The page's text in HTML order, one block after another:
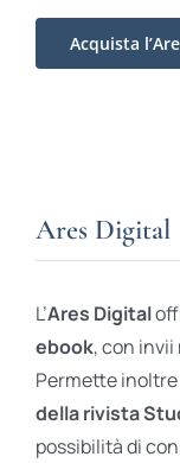
Acquista
Ares Digital
L’Ares Digital
ebook, con invii
Permette
della rivista
possibilità di